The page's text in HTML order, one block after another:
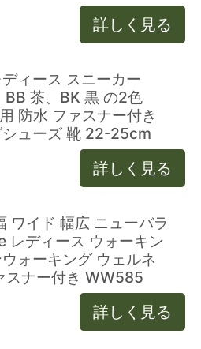
詳しく見る
ィース スニーカー
茶、BK 黒 の2色
防水 ファスナー付き
ューズ 靴 22-25cm
詳しく見る
ワイド 幅広 ニューバラ
レディース ウォーキン
ォーキング ウェルネ
スナー付き WW585
詳しく見る